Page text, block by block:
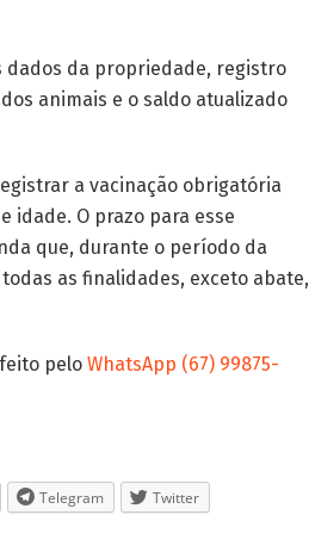
dados da propriedade, registro
animais e o saldo atualizado
a vacinação obrigatória
idade. O prazo para esse
que, durante o período da
as finalidades, exceto abate,
pelo WhatsApp (67) 99875-
Telegram
Twitter